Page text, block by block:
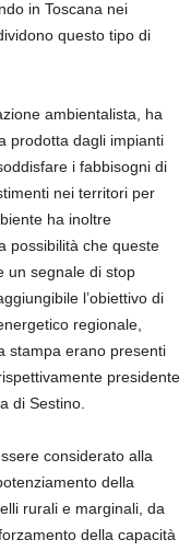
in Toscana nei
questo tipo di
ambientalista, ha
prodotta dagli impianti
i fabbisogni di
nei territori per
ha inoltre
possibilità che queste
un segnale di stop
l’obiettivo di
regionale,
stampa erano presenti
presidente
di Sestino.
considerato alla
della
rurali e marginali, da
della capacità